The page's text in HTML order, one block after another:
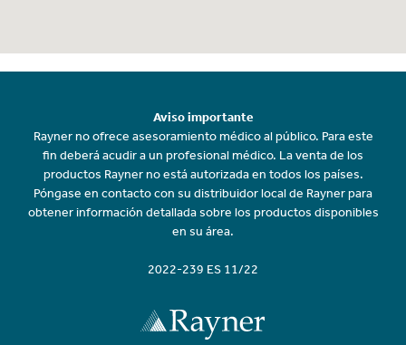
Aviso importante
Rayner no ofrece asesoramiento médico al público. Para este
fin deberá acudir a un profesional médico. La venta de los
productos Rayner no está autorizada en todos los países.
Póngase en contacto con su distribuidor local de Rayner para
obtener información detallada sobre los productos disponibles
en su área.
2022-239 ES 11/22